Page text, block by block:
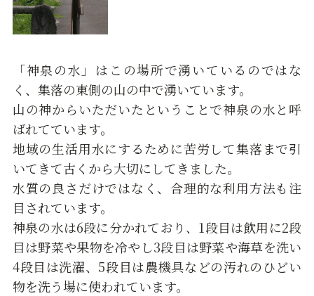
「神泉の水」はこの場所で湧いているのではな
く、集落の東側の山の中で湧いています。
山の神からいただいたということで神泉の水と呼
ばれてています。
地域の生活用水にするために苦労して集落まで引
いてきて古くから大切にしてきました。
水質の良さだけではなく、合理的な利用方法も注
目されています。
神泉の水は6段に分かれており、1段目は飲用に2段
目は野菜や果物を冷やし3段目は野菜や海草を洗い
4段目は洗濯、5段目は農機具などの汚れのひどい
物を洗う場に使われています。